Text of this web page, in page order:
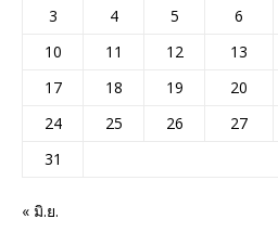
3
4 5 6
10
11 12 13
17
18 19 20
24
25 26 27
31
« มิ.ย.